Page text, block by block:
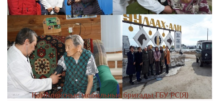
Комплексные мобильные бригады ГБУ РС(Я)